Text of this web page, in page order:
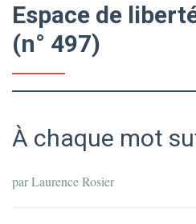
Espace de
(n° 497)
À chaque mot
parLaurence Rosier